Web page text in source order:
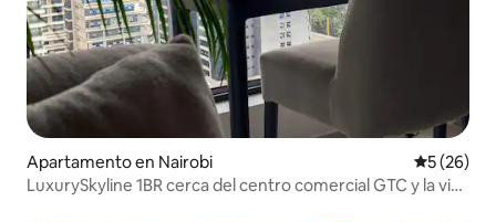
Apartamento en Nairobi
5 (26)
LuxurySkyline 1BR cerca del centro comercial GTC y la vida